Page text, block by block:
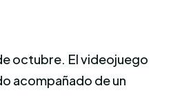
octubre. El videojuego
acompañado de un